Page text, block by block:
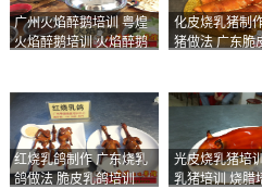
广州火焰醉鹅培训 粤煌
火焰醉鹅培训 火焰醉鹅
化皮烧乳猪制
猪做法 广东脆
红烧乳鸽制作 广东烧乳
鸽做法 脆皮乳鸽培训
光皮烧乳猪培
乳猪培训 烧腊